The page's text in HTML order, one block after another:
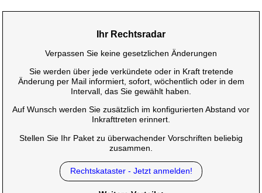
Ihr Rechtsradar
Verpassen Sie keine gesetzlichen Änderungen
Sie werden über jede verkündete oder in Kraft tretende
Änderung per Mail informiert, sofort, wöchentlich oder in dem
Intervall, das Sie gewählt haben.
Auf Wunsch werden Sie zusätzlich im konfigurierten Abstand vor
Inkrafttreten erinnert.
Stellen Sie Ihr Paket zu überwachender Vorschriften beliebig
zusammen.
Rechtskataster - Jetzt anmelden!